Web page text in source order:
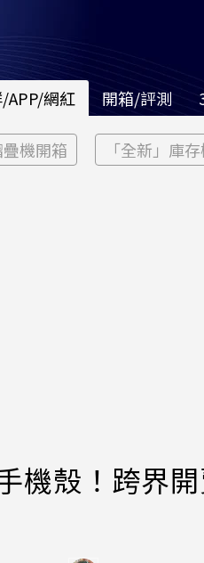
APP/網紅 開箱/評測
機開箱 「全新」庫
機殼！跨界